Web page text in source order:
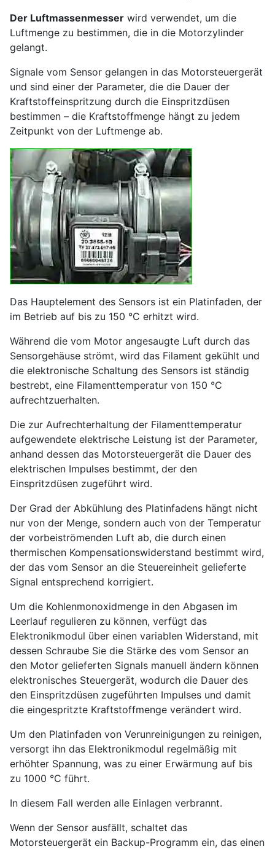
Der Luftmassenmesser wird verwendet, um die
Luftmenge zu bestimmen, die in die Motorzylinder
gelangt.
Signale vom Sensor gelangen in das Motorsteuergerät
und sind einer der Parameter, die die Dauer der
Kraftstoffeinspritzung durch die Einspritzdüsen
bestimmen – die Kraftstoffmenge hängt zu jedem
Zeitpunkt von der Luftmenge ab.
Das Hauptelement des Sensors ist ein Platinfaden, der
im Betrieb auf bis zu 150 °C erhitzt wird.
Während die vom Motor angesaugte Luft durch das
Sensorgehäuse strömt, wird das Filament gekühlt und
die elektronische Schaltung des Sensors ist ständig
bestrebt, eine Filamenttemperatur von 150 °C
aufrechtzuerhalten.
Die zur Aufrechterhaltung der Filamenttemperatur
aufgewendete elektrische Leistung ist der Parameter,
anhand dessen das Motorsteuergerät die Dauer des
elektrischen Impulses bestimmt, der den
Einspritzdüsen zugeführt wird.
Der Grad der Abkühlung des Platinfadens hängt nicht
nur von der Menge, sondern auch von der Temperatur
der vorbeiströmenden Luft ab, die durch einen
thermischen Kompensationswiderstand bestimmt wird,
der das vom Sensor an die Steuereinheit gelieferte
Signal entsprechend korrigiert.
Um die Kohlenmonoxidmenge in den Abgasen im
Leerlauf regulieren zu können, verfügt das
Elektronikmodul über einen variablen Widerstand, mit
dessen Schraube Sie die Stärke des vom Sensor an
den Motor gelieferten Signals manuell ändern können
elektronisches Steuergerät, wodurch die Dauer des
den Einspritzdüsen zugeführten Impulses und damit
die eingespritzte Kraftstoffmenge verändert wird.
Um den Platinfaden von Verunreinigungen zu reinigen,
versorgt ihn das Elektronikmodul regelmäßig mit
erhöhter Spannung, was zu einer Erwärmung auf bis
zu 1000 °C führt.
In diesem Fall werden alle Einlagen verbrannt.
Wenn der Sensor ausfällt, schaltet das
Motorsteuergerät ein Backup-Programm ein, das einen